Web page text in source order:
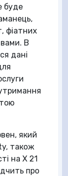
буде
фіатних
В
дані
який
також
на X 21
про